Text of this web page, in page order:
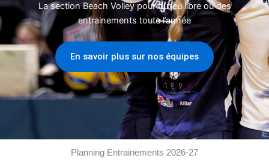
La section Beach Volley pour du jeu libre ou des
entrainements toute l’année
En savoir plus sur nos équipes
Planning Entrainements 2026-27